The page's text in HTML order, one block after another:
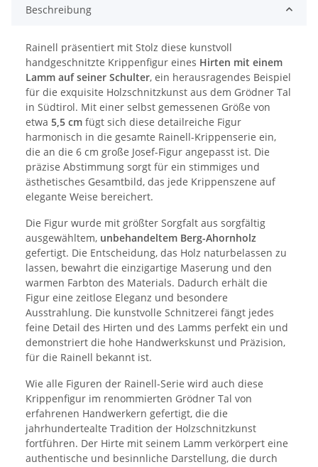
Beschreibung
Rainell präsentiert mit Stolz diese kunstvoll
handgeschnitzte Krippenfigur eines Hirten mit einem
Lamm auf seiner Schulter, ein herausragendes Beispiel
für die exquisite Holzschnitzkunst aus dem Grödner Tal
in Südtirol. Mit einer selbst gemessenen Größe von
etwa 5,5 cm fügt sich diese detailreiche Figur
harmonisch in die gesamte Rainell-Krippenserie ein,
die an die 6 cm große Josef-Figur angepasst ist. Die
präzise Abstimmung sorgt für ein stimmiges und
ästhetisches Gesamtbild, das jede Krippenszene auf
elegante Weise bereichert.
Die Figur wurde mit größter Sorgfalt aus sorgfältig
ausgewähltem, unbehandeltem Berg-Ahornholz
gefertigt. Die Entscheidung, das Holz naturbelassen zu
lassen, bewahrt die einzigartige Maserung und den
warmen Farbton des Materials. Dadurch erhält die
Figur eine zeitlose Eleganz und besondere
Ausstrahlung. Die kunstvolle Schnitzerei fängt jedes
feine Detail des Hirten und des Lamms perfekt ein und
demonstriert die hohe Handwerkskunst und Präzision,
für die Rainell bekannt ist.
Wie alle Figuren der Rainell-Serie wird auch diese
Krippenfigur im renommierten Grödner Tal von
erfahrenen Handwerkern gefertigt, die die
jahrhundertealte Tradition der Holzschnitzkunst
fortführen. Der Hirte mit seinem Lamm verkörpert eine
authentische und besinnliche Darstellung, die durch